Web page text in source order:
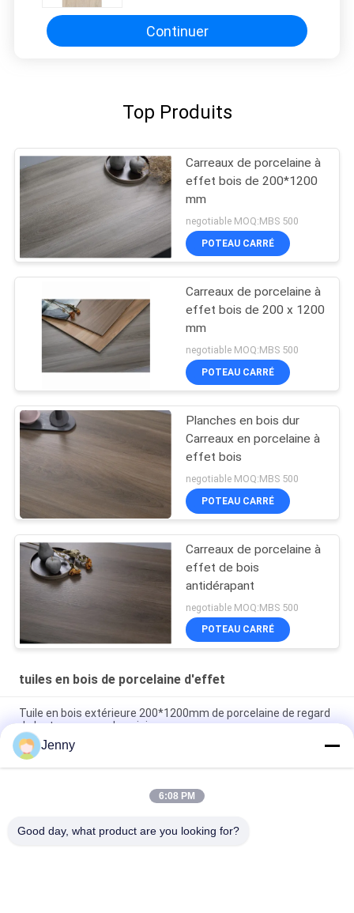
Continuer
Top Produits
Carreaux de porcelaine à
effet bois de 200*1200
mm
negotiable MOQ:MBS 500
POTEAU CARRÉ
Carreaux de porcelaine à
effet bois de 200 x 1200
mm
negotiable MOQ:MBS 500
POTEAU CARRÉ
Planches en bois dur
Carreaux en porcelaine à
effet bois
negotiable MOQ:MBS 500
POTEAU CARRÉ
Carreaux de porcelaine à
effet de bois
antidérapant
negotiable MOQ:MBS 500
POTEAU CARRÉ
tuiles en bois de porcelaine d'effet
Tuile en bois extérieure 200*1200mm de porcelaine de regard
de lustre sec pour la cuisine
Tuile en bois de mur de finition de regard d'effet de porcelaine
en céramique en bois des carrelages 11mm
La porcelaine en bois solide d'effet couvre de tuiles la
Jenny
6:08 PM
Good day, what product are you looking for?